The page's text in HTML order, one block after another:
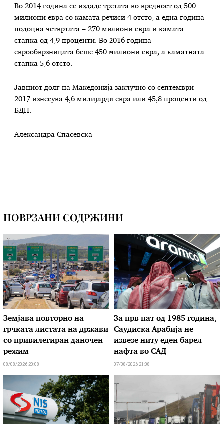
Во 2014 година се издаде третата во вредност од 500
милиони евра со камата речиси 4 отсто, а една година
подоцна четвртата – 270 милиони евра и камата
стапка од 4,9 проценти. Во 2016 година
еврообврзницата беше 450 милиони евра, а каматната
стапка 5,6 отсто.
Јавниот долг на Македонија заклучно со септември
2017 изнесува 4,6 милијарди евра или 45,8 проценти од
БДП.
Александра Спасевска
ПОВРЗАНИ СОДРЖИНИ
Земјава повторно на
грчката листата на држави
со привилегиран даночен
режим
08/08/2026 20:08
За прв пат од 1985 година,
Саудиска Арабија не
извезе ниту еден барел
нафта во САД
07/08/2026 21:08